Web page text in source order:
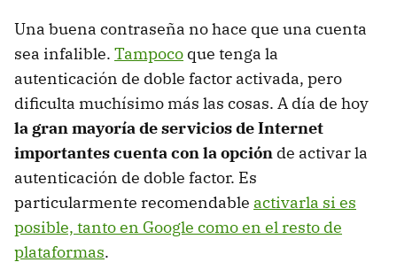
Una buena contraseña no hace que una cuenta
sea infalible. Tampoco que tenga la
autenticación de doble factor activada, pero
dificulta muchísimo más las cosas. A día de hoy
la gran mayoría de servicios de Internet
importantes cuenta con la opción de activar la
autenticación de doble factor. Es
particularmente recomendable activarla si es
posible, tanto en Google como en el resto de
plataformas.